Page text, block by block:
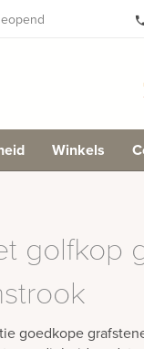
Winkels
golfkop
goedkope